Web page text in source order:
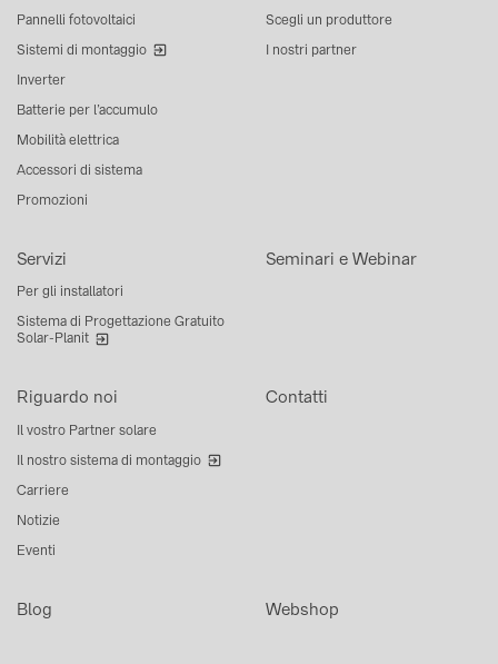
Pannelli fotovoltaici
Sistemi di montaggio
Inverter
Batterie per l’accumulo
Mobilità elettrica
Accessori di sistema
Promozioni
Scegli un produttore
I nostri partner
Servizi
Per gli installatori
Sistema di Progettazione Gratuito
Solar-Planit
Seminari e Webinar
Riguardo noi
Il vostro Partner solare
Il nostro sistema di montaggio
Carriere
Notizie
Eventi
Contatti
Blog Webshop